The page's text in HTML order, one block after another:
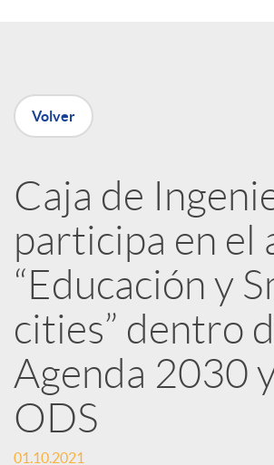
n
R
e
d
e
s
Volver
Caja de
participa en el
“Educación y
cities” dentro
Agenda 2030
ODS
01.10.2021